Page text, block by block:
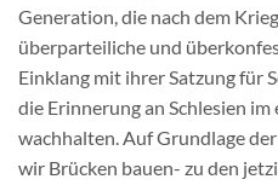
Generation, die nach dem
überparteiliche und
Einklang mit ihrer Satzung für
die Erinnerung an Schlesien
wachhalten. Auf Grundlage
wir Brücken bauen- zu den